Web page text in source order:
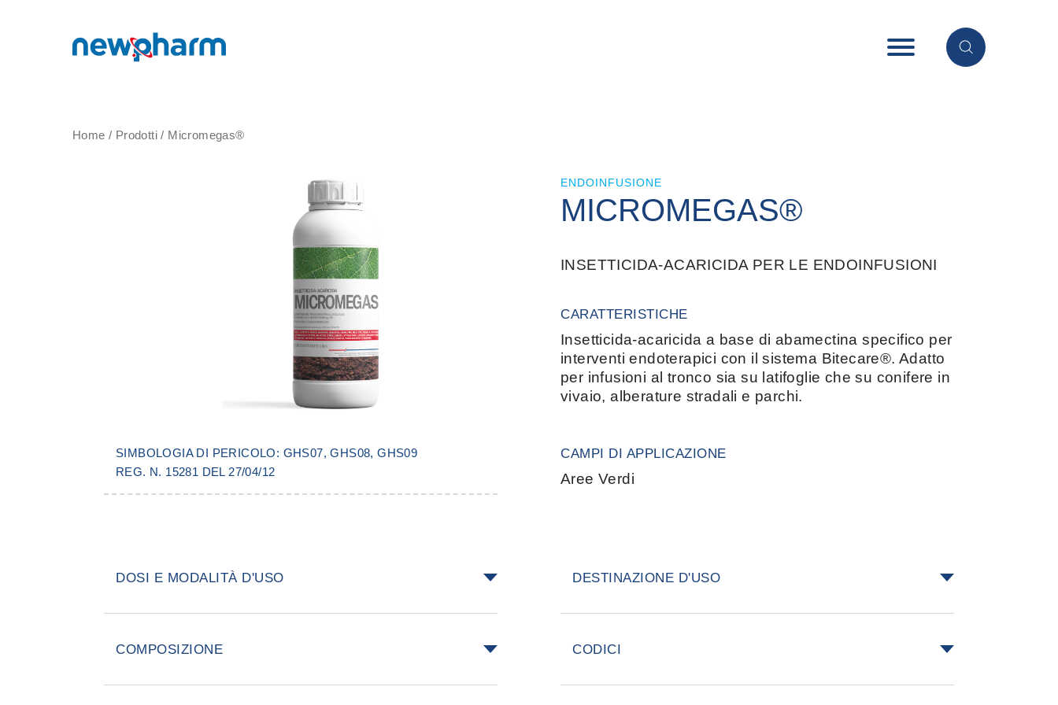
Home / Prodotti / Micromegas®
SIMBOLOGIA DI PERICOLO: GHS07, GHS08, GHS09
REG. N. 15281 DEL 27/04/12
ENDOINFUSIONE
MICROMEGAS®
INSETTICIDA-ACARICIDA PER LE ENDOINFUSIONI
CARATTERISTICHE
Insetticida-acaricida a base di abamectina specifico per
interventi endoterapici con il sistema Bitecare®. Adatto
per infusioni al tronco sia su latifoglie che su conifere in
vivaio, alberature stradali e parchi.
CAMPI DI APPLICAZIONE
Aree Verdi
DOSI E MODALITÀ D'USO
Micromegas® per litro di acqua, successivamente
COMPOSIZIONE
DESTINAZIONE D'USO
CODICI